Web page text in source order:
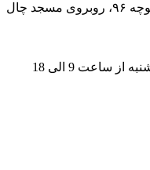
آدرس ما: قم، خیابان طالقانی، کوچه ۹۶، روبروی مسجد چال
ساعت 9 الی 18